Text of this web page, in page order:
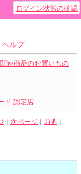
ログイン状態の確認
ヘルプ
連商品のお買いもの
ド 認定店
| 次ページ | 前週 |